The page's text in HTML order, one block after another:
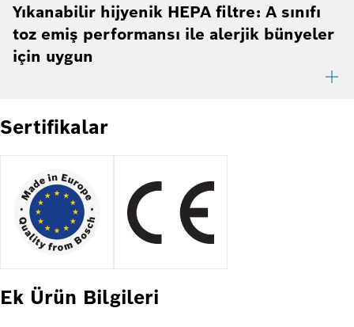
Yıkanabilir hijyenik HEPA filtre: A sınıfı
toz emiş performansı ile alerjik bünyeler
için uygun
Sertifikalar
Ek Ürün Bilgileri